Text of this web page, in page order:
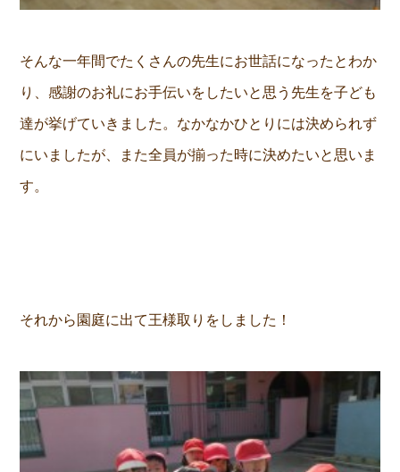
そんな一年間でたくさんの先生にお世話になったとわか
り、感謝のお礼にお手伝いをしたいと思う先生を子ども
達が挙げていきました。なかなかひとりには決められず
にいましたが、また全員が揃った時に決めたいと思いま
す。
それから園庭に出て王様取りをしました！